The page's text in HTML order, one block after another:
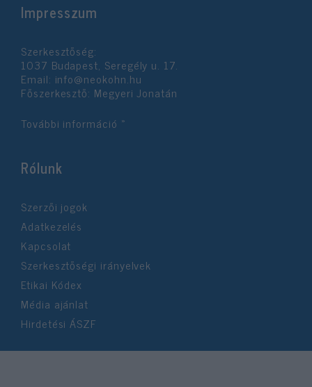
Impresszum
Szerkesztőség:
1037 Budapest, Seregély u. 17.
Email: info@neokohn.hu
Főszerkesztő: Megyeri Jonatán
További információ »
Rólunk
Szerzői jogok
Adatkezelés
Kapcsolat
Szerkesztőségi irányelvek
Etikai Kódex
Média ajánlat
Hirdetési ÁSZF